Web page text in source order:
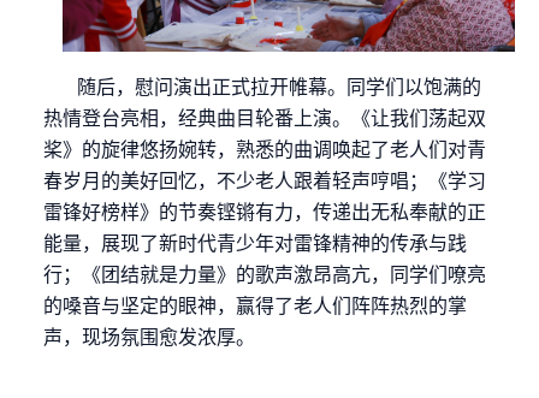
随后，慰问演出正式拉开帷幕。同学们以饱满的
热情登台亮相，经典曲目轮番上演。《让我们荡起双
桨》的旋律悠扬婉转，熟悉的曲调唤起了老人们对青
春岁月的美好回忆，不少老人跟着轻声哼唱；《学习
雷锋好榜样》的节奏铿锵有力，传递出无私奉献的正
能量，展现了新时代青少年对雷锋精神的传承与践
行；《团结就是力量》的歌声激昂高亢，同学们嘹亮
的嗓音与坚定的眼神，赢得了老人们阵阵热烈的掌
声，现场氛围愈发浓厚。